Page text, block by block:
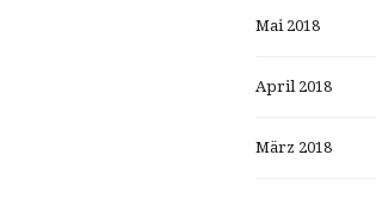
Mai 2018
April 2018
März 2018